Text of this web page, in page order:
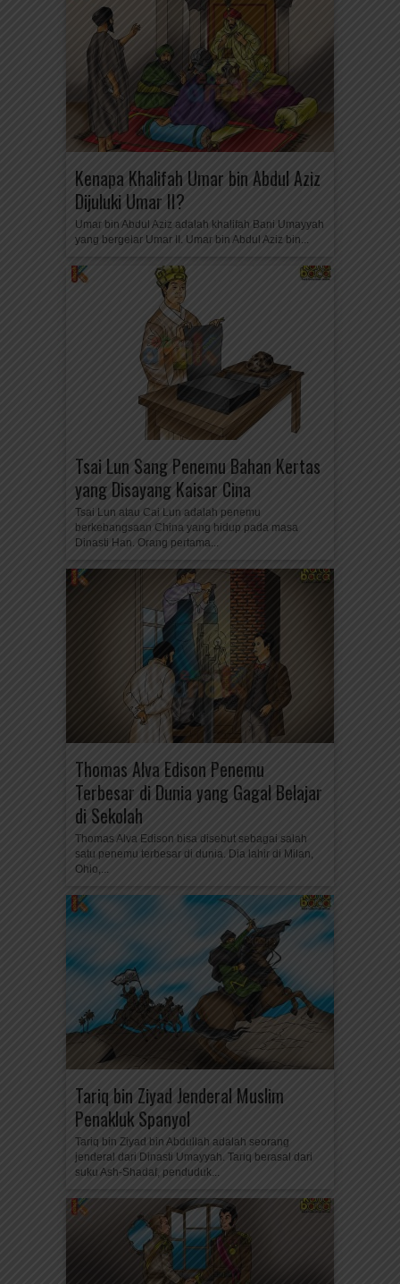
Kenapa Khalifah Umar bin Abdul Aziz
Dijuluki Umar II?
Umar bin Abdul Aziz adalah khalifah Bani Umayyah
yang bergelar Umar II. Umar bin Abdul Aziz bin...
Tsai Lun Sang Penemu Bahan Kertas
yang Disayang Kaisar Cina
Tsai Lun atau Cai Lun adalah penemu
berkebangsaan China yang hidup pada masa
Dinasti Han. Orang pertama...
Thomas Alva Edison Penemu
Terbesar di Dunia yang Gagal Belajar
di Sekolah
Thomas Alva Edison bisa disebut sebagai salah
satu penemu terbesar di dunia. Dia lahir di Milan,
Ohio,...
Tariq bin Ziyad Jenderal Muslim
Penakluk Spanyol
Tariq bin Ziyad bin Abdullah adalah seorang
jenderal dari Dinasti Umayyah. Tariq berasal dari
suku Ash-Shadaf, penduduk...